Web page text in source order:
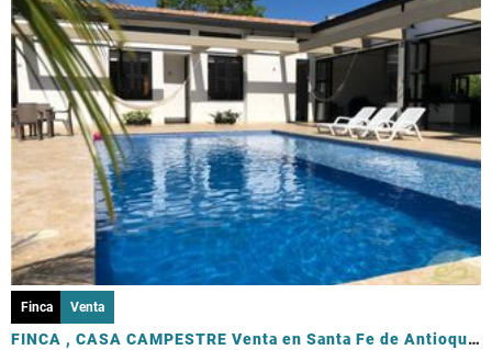
Finca Venta
FINCA , CASA CAMPESTRE Venta en Santa Fe de Antioquia